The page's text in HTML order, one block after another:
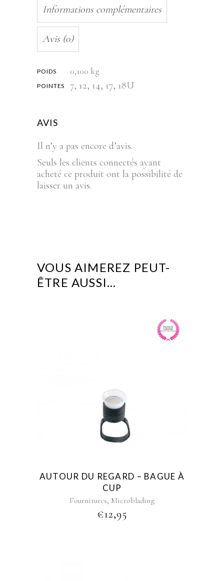
Informations complémentaires
Avis (0)
POIDS 0,100 kg
POINTES 7, 12, 14, 17, 18U
AVIS
Il n’y a pas encore d’avis.
Seuls les clients connectés ayant
acheté ce produit ont la possibilité de
laisser un avis.
VOUS AIMEREZ PEUT-
ÊTRE AUSSI…
AUTOUR DU REGARD – BAGUE À
CUP
Fournitures, Microblading
€12,95